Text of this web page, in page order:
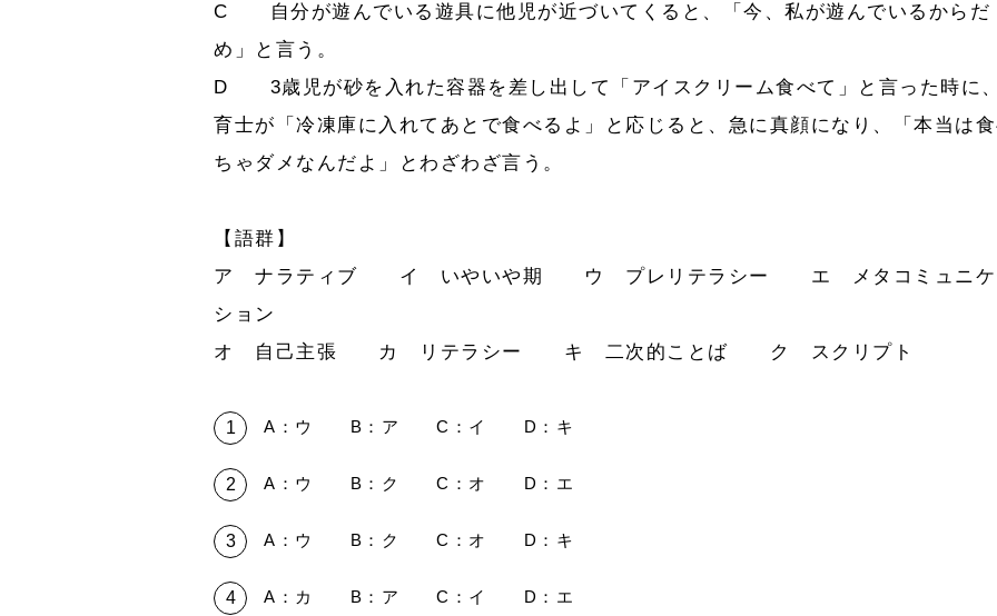
C 自分が遊んでいる遊具に他児が近づいてくると、「今、私が遊んでいるからだ
め」と言う。
D 3歳児が砂を入れた容器を差し出して「アイスクリーム食べて」と言った時に
育士が「冷凍庫に入れてあとで食べるよ」と応じると、急に真顔になり、「本当は
ちゃダメなんだよ」とわざわざ言う。
【語群】
ア ナラティブ イ いやいや期 ウ プレリテラシー エ メタコミュニケ
ション
オ 自己主張 カ リテラシー キ 二次的ことば ク スクリプト
A：ウ B：ア C：イ D：キ
A：ウ B：ク C：オ D：エ
A：ウ B：ク C：オ D：キ
A：カ B：ア C：イ D：エ